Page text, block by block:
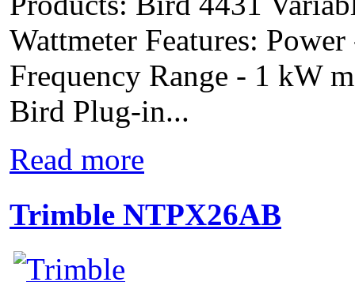
Wattmeter Features:
Frequency Range - 1 kW
Bird Plug-in...
Read more
Trimble NTPX26AB